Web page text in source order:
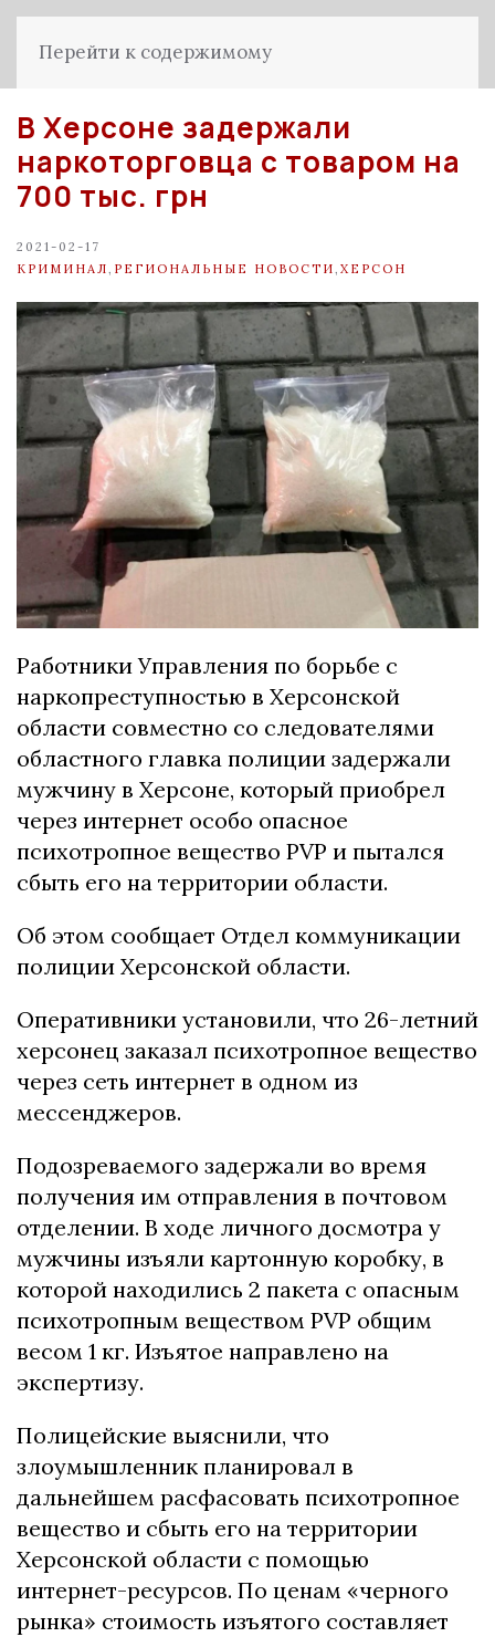
Перейти к содержимому
В Херсоне задержали
наркоторговца с товаром на
700 тыс. грн
2021-02-17
КРИМИНАЛ РЕГИОНАЛЬНЫЕ НОВОСТИ ХЕРСОН
Работники Управления по борьбе с
наркопреступностью в Херсонской
области совместно со следователями
областного главка полиции задержали
мужчину в Херсоне, который приобрел
через интернет особо опасное
психотропное вещество PVP и пытался
сбыть его на территории области.
Об этом сообщает Отдел коммуникации
полиции Херсонской области.
Оперативники установили, что 26-летний
херсонец заказал психотропное вещество
через сеть интернет в одном из
мессенджеров.
Подозреваемого задержали во время
получения им отправления в почтовом
отделении. В ходе личного досмотра у
мужчины изъяли картонную коробку, в
которой находились 2 пакета с опасным
психотропным веществом PVP общим
весом 1 кг. Изъятое направлено на
экспертизу.
Полицейские выяснили, что
злоумышленник планировал в
дальнейшем расфасовать психотропное
вещество и сбыть его на территории
Херсонской области с помощью
интернет-ресурсов. По ценам «черного
рынка» стоимость изъятого составляет